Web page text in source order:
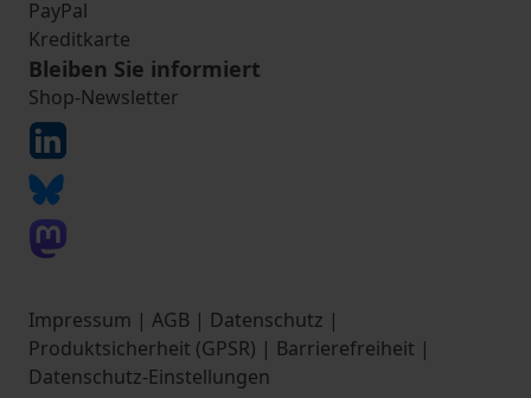
PayPal
Kreditkarte
Bleiben Sie informiert
Shop-Newsletter
Impressum | AGB | Datenschutz |
Produktsicherheit (GPSR) | Barrierefreiheit |
Datenschutz-Einstellungen